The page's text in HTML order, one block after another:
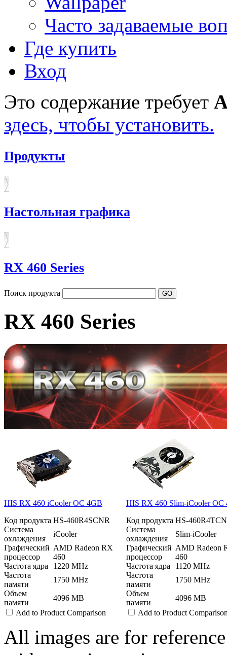
Часто задаваемые
Где купить
Вход
Это содержание требует
здесь, чтобы установить.
Продукты
Настольная графика
RX 460 Series
Поиск продукта
RX 460 Series
HIS RX 460 iCooler OC 4GB
Код продукта HS-460R4SCNR
Система
охлаждения
iCooler
Графический
процессор
AMD Radeon RX
460
Частота ядра
1220 MHz
Частота
памяти
1750 MHz
Объем
памяти
4096 MB
Add to Product Comparison
HIS RX 460 Slim-iCooler OC
Код продукта HS-
Система
охлаждения
Slim-iCooler
Графический
процессор
AMD Radeon
460
Частота ядра
1120 MHz
Частота
памяти
1750 MHz
Объем
памяти
4096 MB
Add to Product
All images are for